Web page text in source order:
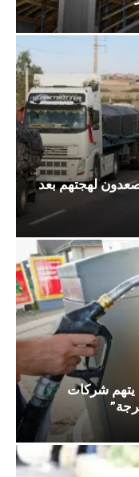
لهجتهم بعد
يتهم شركات